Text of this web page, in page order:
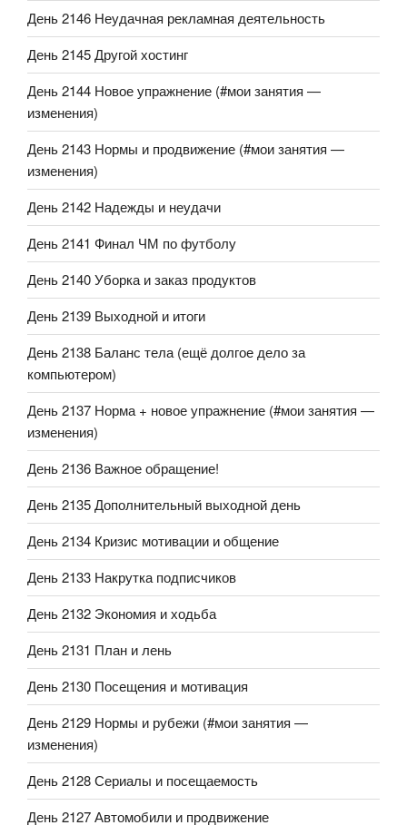
День 2146 Неудачная рекламная деятельность
День 2145 Другой хостинг
День 2144 Новое упражнение (#мои занятия —
изменения)
День 2143 Нормы и продвижение (#мои занятия —
изменения)
День 2142 Надежды и неудачи
День 2141 Финал ЧМ по футболу
День 2140 Уборка и заказ продуктов
День 2139 Выходной и итоги
День 2138 Баланс тела (ещё долгое дело за
компьютером)
День 2137 Норма + новое упражнение (#мои занятия —
изменения)
День 2136 Важное обращение!
День 2135 Дополнительный выходной день
День 2134 Кризис мотивации и общение
День 2133 Накрутка подписчиков
День 2132 Экономия и ходьба
День 2131 План и лень
День 2130 Посещения и мотивация
День 2129 Нормы и рубежи (#мои занятия —
изменения)
День 2128 Сериалы и посещаемость
День 2127 Автомобили и продвижение